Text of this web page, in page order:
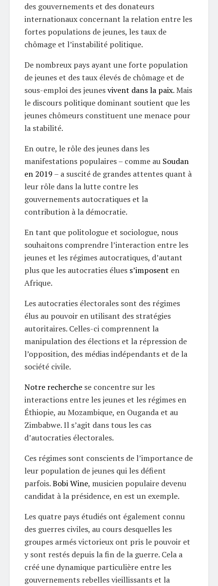
des gouvernements et des donateurs
internationaux concernant la relation entre les
fortes populations de jeunes, les taux de
chômage et l’instabilité politique.
De nombreux pays ayant une forte population
de jeunes et des taux élevés de chômage et de
sous-emploi des jeunesvivent dans la paix. Mais
le discours politique dominant soutient que les
jeunes chômeurs constituent une menace pour
la stabilité.
En outre, le rôle des jeunes dans les
manifestations populaires – comme au Soudan
en 2019 – a suscité de grandes attentes quant à
leur rôle dans la lutte contre les
gouvernements autocratiques et la
contribution à la démocratie.
En tant que politologue et sociologue, nous
souhaitons comprendre l’interaction entre les
jeunes et les régimes autocratiques, d’autant
plus que les autocraties élues s’imposent en
Afrique.
Les autocraties électorales sont des régimes
élus au pouvoir en utilisant des stratégies
autoritaires. Celles-ci comprennent la
manipulation des élections et la répression de
l’opposition, des médias indépendants et de la
société civile.
Notre recherche se concentre sur les
interactions entre les jeunes et les régimes en
Éthiopie, au Mozambique, en Ouganda et au
Zimbabwe. Il s’agit dans tous les cas
d’autocraties électorales.
Ces régimes sont conscients de l’importance de
leur population de jeunes qui les défient
parfois.Bobi Wine, musicien populaire devenu
candidat à la présidence, en est un exemple.
Les quatre pays étudiés ont également connu
des guerres civiles, au cours desquelles les
groupes armés victorieux ont pris le pouvoir et
y sont restés depuis la fin de la guerre. Cela a
créé une dynamique particulière entre les
gouvernements rebelles vieillissants et la